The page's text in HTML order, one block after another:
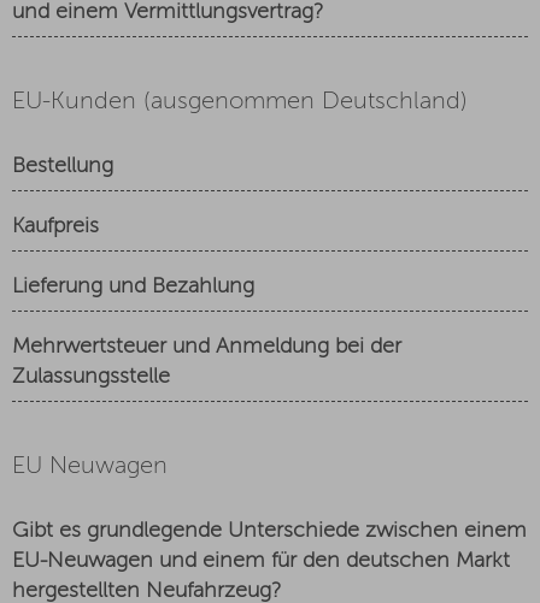
und einem Vermittlungsvertrag?
EU-Kunden (ausgenommen Deutschland)
Bestellung
Kaufpreis
Lieferung und Bezahlung
Mehrwertsteuer und Anmeldung bei der
Zulassungsstelle
EU Neuwagen
Gibt es grundlegende Unterschiede zwischen einem
EU-Neuwagen und einem für den deutschen Markt
hergestellten Neufahrzeug?